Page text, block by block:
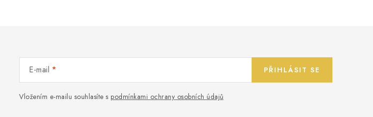
E-mail
Vložením e-mailu souhlasíte s podmínkami ochrany osobních údajů
PŘIHLÁSIT SE